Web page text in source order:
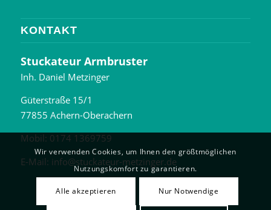
KONTAKT
Stuckateur Armbruster
Inh. Daniel Metzinger
Güterstraße 15/1
77855 Achern-Oberachern
Mobil: 0174 1369759
E-Mail: info@stuckateur-metzinger.de
Wir verwenden Cookies, um Ihnen den größtmöglichen
Nutzungskomfort zu garantieren.
Alle akzeptieren Nur Notwendige